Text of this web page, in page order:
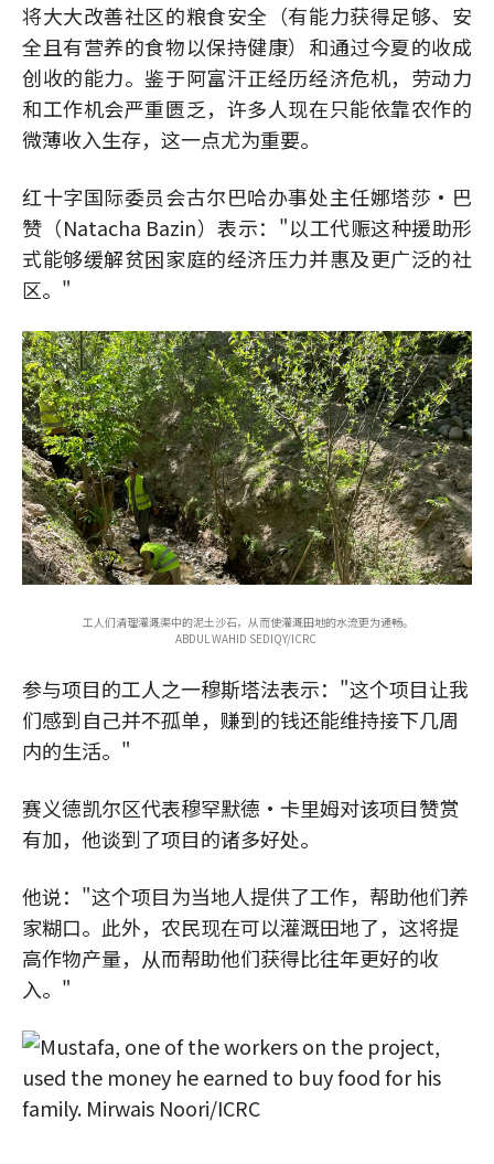
将大大改善社区的粮食安全（有能力获得足够、安
全且有营养的食物以保持健康）和通过今夏的收成
创收的能力。鉴于阿富汗正经历经济危机，劳动力
和工作机会严重匮乏，许多人现在只能依靠农作的
微薄收入生存，这一点尤为重要。
红十字国际委员会古尔巴哈办事处主任娜塔莎·巴
赞（Natacha Bazin）表示："以工代赈这种援助形
式能够缓解贫困家庭的经济压力并惠及更广泛的社
区。"
工人们清理灌溉渠中的泥土沙石，从而使灌溉田地的水流更为通畅。
ABDUL WAHID SEDIQY/ICRC
参与项目的工人之一穆斯塔法表示："这个项目让我
们感到自己并不孤单，赚到的钱还能维持接下几周
内的生活。"
赛义德凯尔区代表穆罕默德·卡里姆对该项目赞赏
有加，他谈到了项目的诸多好处。
他说："这个项目为当地人提供了工作，帮助他们养
家糊口。此外，农民现在可以灌溉田地了，这将提
高作物产量，从而帮助他们获得比往年更好的收
入。"